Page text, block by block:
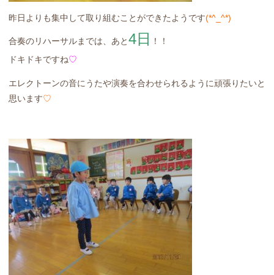
昨日よりも集中して取り組むことができたようです(*^_^*)
合奏のリハーサルまでは、あと4日
！！
ドキドキですね♡
エレクトーンの音にうたや演奏を合わせられるように頑張りたいと
思います♡